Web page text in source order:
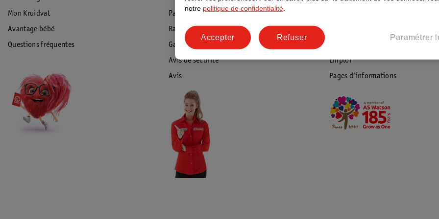
Mon Kruidvat
Avantage bébé
Questions fréquentes
Paiement
Rappel & Retour
Garantie
Avis de sécurité
Avis
Emploi
Pages d’informations
notre politique de confidentialité
Paramétrer
Refuser
Accepter